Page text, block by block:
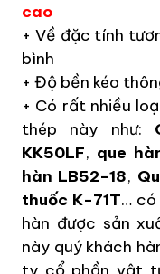
cao
+ Về đặc tính
bình
+ Độ bền kéo
+ Có rất nhiều
thép này như:
KK50LF, que
hàn LB52-18,
thuốc K-71T… có
hàn được sản
này quý khách